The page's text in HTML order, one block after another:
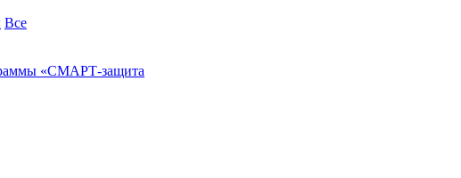
Все
«СМАРТ-защита